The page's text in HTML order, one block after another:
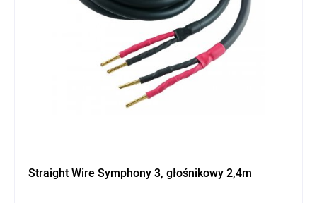
Straight Wire Symphony 3, głośnikowy 2,4m